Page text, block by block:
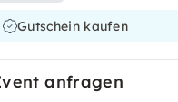
Gutschein kaufen
anfragen